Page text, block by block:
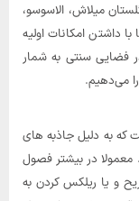
میلاش، الاسوسو،
با داشتن امکانات اولیه
فضایی سنتی به شمار
می‌دهیم.
که به دلیل جاذبه های
معمولا در بیشتر فصول
و یا ریلکس کردن به